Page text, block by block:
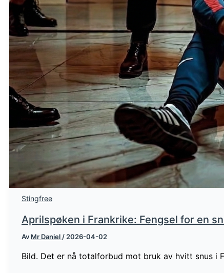
Stingfree
Aprilspøken i Frankrike: Fengsel for en
Av Mr Daniel / 2026-04-02
Bild. Det er nå totalforbud mot bruk av hvitt snus i